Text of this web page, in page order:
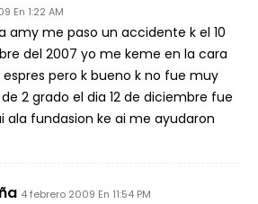
En 1:22 AM
amy me paso un accidente k el 10
del 2007 yo me keme en la cara
pero k bueno k no fue muy
2 grado el dia 12 de diciembre fue
ala fundasion ke ai me ayudaron
4 febrero 2009 En 11:54 PM